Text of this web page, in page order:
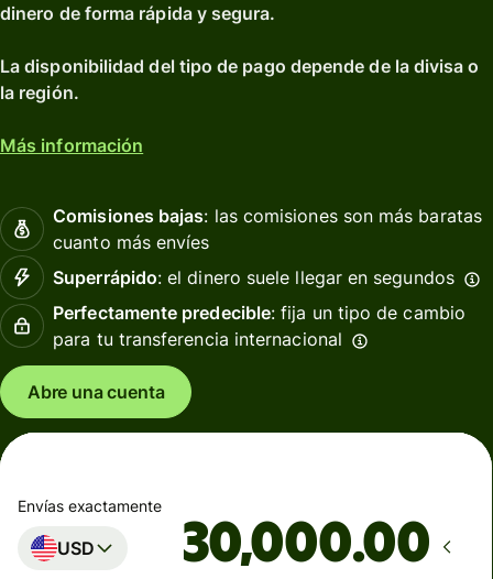
dinero de forma rápida y segura.
La disponibilidad del tipo de pago depende de la divisa o
la región.
Más información
Comisiones bajas: las comisiones son más baratas
cuanto más envíes
Superrápido: el dinero suele llegar en segundos
Perfectamente predecible: fija un tipo de cambio
para tu transferencia internacional
Abre una cuenta
Envías exactamente
USD .00